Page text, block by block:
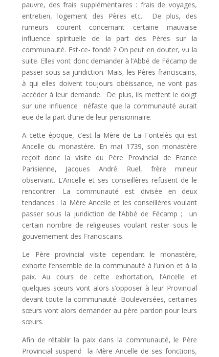
pauvre, des frais supplémentaires : frais de voyages,
entretien, logement des Pères etc. De plus, des
rumeurs courent concernant certaine mauvaise
influence spirituelle de la part des Pères sur la
communauté. Est-ce- fondé ? On peut en douter, vu la
suite. Elles vont donc demander à l’Abbé de Fécamp de
passer sous sa juridiction. Mais, les Pères franciscains,
à qui elles doivent toujours obéissance, ne vont pas
accéder à leur demande. De plus, ils mettent le doigt
sur une influence néfaste que la communauté aurait
eue de la part d’une de leur pensionnaire.
A cette époque, c’est la Mère de La Fontelès qui est
Ancelle du monastère. En mai 1739, son monastère
reçoit donc la visite du Père Provincial de France
Parisienne, Jacques André Ruel, frère mineur
observant. L’Ancelle et ses conseillères refusent de le
rencontrer. La communauté est divisée en deux
tendances : la Mère Ancelle et les conseillères voulant
passer sous la juridiction de l’Abbé de Fécamp ; un
certain nombre de religieuses voulant rester sous le
gouvernement des Franciscains.
Le Père provincial visite cependant le monastère,
exhorte l’ensemble de la communauté à l’union et à la
paix. Au cours de cette exhortation, l’Ancelle et
quelques sœurs vont alors s’opposer à leur Provincial
devant toute la communauté. Bouleversées, certaines
sœurs vont alors demander au père pardon pour leurs
sœurs.
Afin de rétablir la paix dans la communauté, le Père
Provincial suspend la Mère Ancelle de ses fonctions,